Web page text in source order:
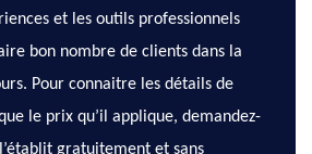
et les outils professionnels
bon nombre de clients dans la
Pour connaitre les détails de
le prix qu’il applique, demandez-
gratuitement et sans